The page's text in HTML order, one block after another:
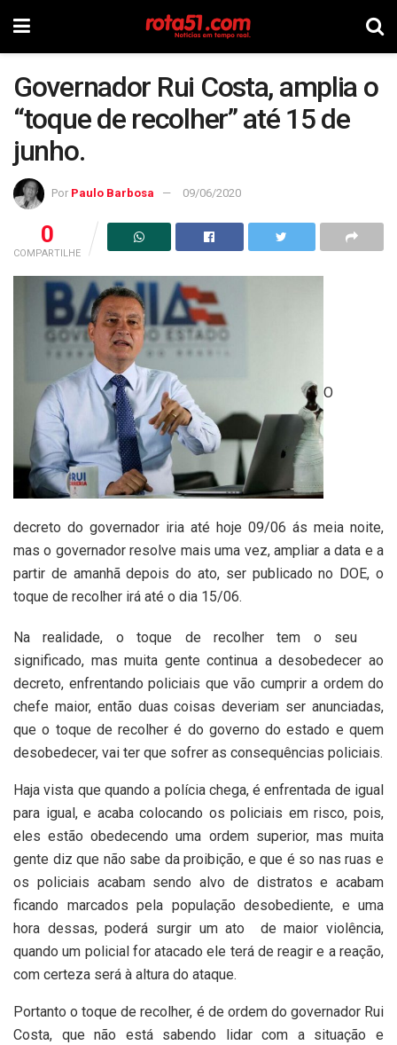
Governador Rui Costa, amplia o
“toque de recolher” até 15 de
junho.
Por Paulo Barbosa 09/06/2020
0
COMPARTILHE
O
decreto do governador iria até hoje 09/06 ás meia noite,
mas o governador resolve mais uma vez, ampliar a data e a
partir de amanhã depois do ato, ser publicado no DOE, o
toque de recolher irá até o dia 15/06.
Na realidade, o toque de recolher tem o seu
significado, mas muita gente continua a desobedecer ao
decreto, enfrentando policiais que vão cumprir a ordem do
chefe maior, então duas coisas deveriam ser anunciadas,
que o toque de recolher é do governo do estado e quem
desobedecer, vai ter que sofrer as consequências policiais.
Haja vista que quando a polícia chega, é enfrentada de igual
para igual, e acaba colocando os policiais em risco, pois,
eles estão obedecendo uma ordem superior, mas muita
gente diz que não sabe da proibição, e que é so nas ruas e
os policiais acabam sendo alvo de distratos e acabam
ficando marcados pela população desobediente, e uma
hora dessas, poderá surgir um ato de maior violência,
quando um policial for atacado ele terá de reagir e a reação,
com certeza será à altura do ataque.
Portanto o toque de recolher, é de ordem do governador Rui
Costa, que não está sabendo lidar com a situação e